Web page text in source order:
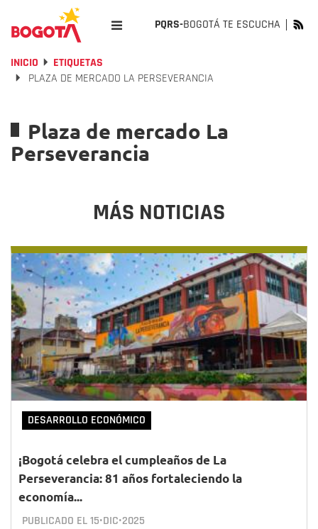
PQRS-BOGOTÁ TE ESCUCHA
INICIO
ETIQUETAS
PLAZA DE MERCADO LA PERSEVERANCIA
Plaza de mercado La
Perseverancia
MÁS NOTICIAS
DESARROLLO ECONÓMICO
¡Bogotá celebra el cumpleaños de La
Perseverancia: 81 años fortaleciendo la
economía...
PUBLICADO EL15•DIC•2025